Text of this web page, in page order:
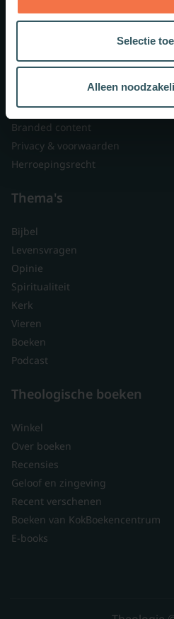
Selectie
Alleen
Nieuwsbrieven
Veelgestelde vragen
Contact
Branded content
Privacy & voorwaarden
Herroepingsrecht
Thema's
Bijbel
Levensvragen
Opinie
Spiritualiteit
Kerk
Vieren
Boeken
Podcast
Theologische boeken
Winkel
Over boeken
Recensies
Geloof en zingeving
Recent verschenen
Boeken van KokBoekencentrum
E-books